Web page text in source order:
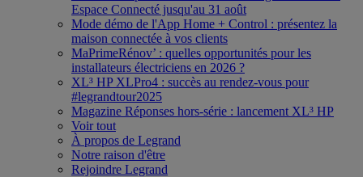
Espace Connecté jusqu'au 31 août
Mode démo de l'App Home + Control : présentez la
maison connectée à vos clients
MaPrimeRénov’ : quelles opportunités pour les
installateurs électriciens en 2026 ?
XL³ HP XLPro4 : succès au rendez-vous pour
#legrandtour2025
Magazine Réponses hors-série : lancement XL³ HP
Voir tout
À propos de Legrand
Notre raison d'être
Rejoindre Legrand